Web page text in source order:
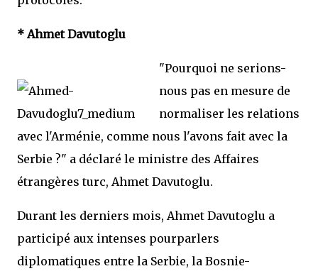
* Ahmet Davutoglu
"Pourquoi ne serions-
nous pas en mesure de
normaliser les relations
avec l'Arménie, comme nous l'avons fait avec la
Serbie ?" a déclaré le ministre des Affaires
étrangères turc, Ahmet Davutoglu.
Durant les derniers mois, Ahmet Davutoglu a
participé aux intenses pourparlers
diplomatiques entre la Serbie, la Bosnie-